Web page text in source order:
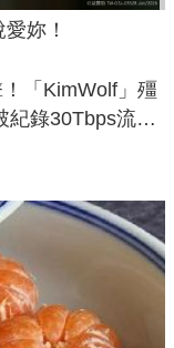
妳！
「KimWolf」殭
紀錄30Tbps流量